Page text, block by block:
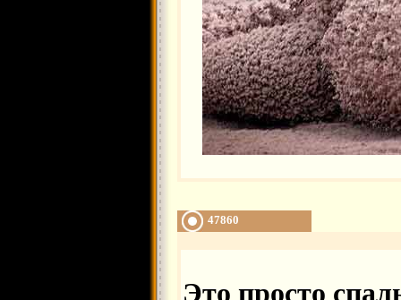
47860
Это просто